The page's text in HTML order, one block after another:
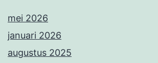
mei 2026
januari 2026
augustus 2025